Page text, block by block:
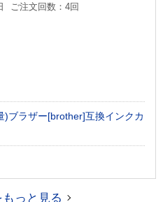
ご注文回数：4回
)ブラザー[brother]互換インクカ
っと見る